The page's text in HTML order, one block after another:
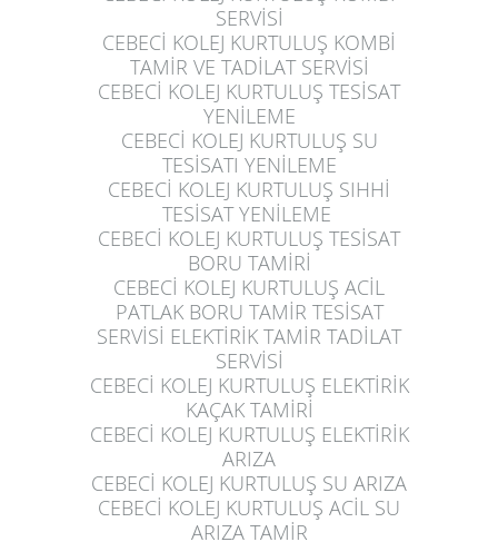
SERVİSİ
CEBECİ KOLEJ KURTULUŞ KOMBİ
TAMİR VE TADİLAT SERVİSİ
CEBECİ KOLEJ KURTULUŞ TESİSAT
YENİLEME
CEBECİ KOLEJ KURTULUŞ SU
TESİSATI YENİLEME
CEBECİ KOLEJ KURTULUŞ SIHHİ
TESİSAT YENİLEME
CEBECİ KOLEJ KURTULUŞ TESİSAT
BORU TAMİRİ
CEBECİ KOLEJ KURTULUŞ ACİL
PATLAK BORU TAMİR TESİSAT
SERVİSİ ELEKTİRİK TAMİR TADİLAT
SERVİSİ
CEBECİ KOLEJ KURTULUŞ ELEKTİRİK
KAÇAK TAMİRİ
CEBECİ KOLEJ KURTULUŞ ELEKTİRİK
ARIZA
CEBECİ KOLEJ KURTULUŞ SU ARIZA
CEBECİ KOLEJ KURTULUŞ ACİL SU
ARIZA TAMİR